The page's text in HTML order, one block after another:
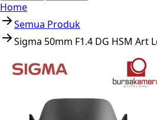
Home
Semua Produk
Sigma 50mm F1.4 DG HSM Art